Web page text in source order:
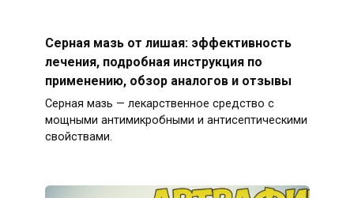
Серная мазь от лишая: эффективность
лечения, подробная инструкция по
применению, обзор аналогов и отзывы
Серная мазь — лекарственное средство с
мощными антимикробными и антисептическими
свойствами.